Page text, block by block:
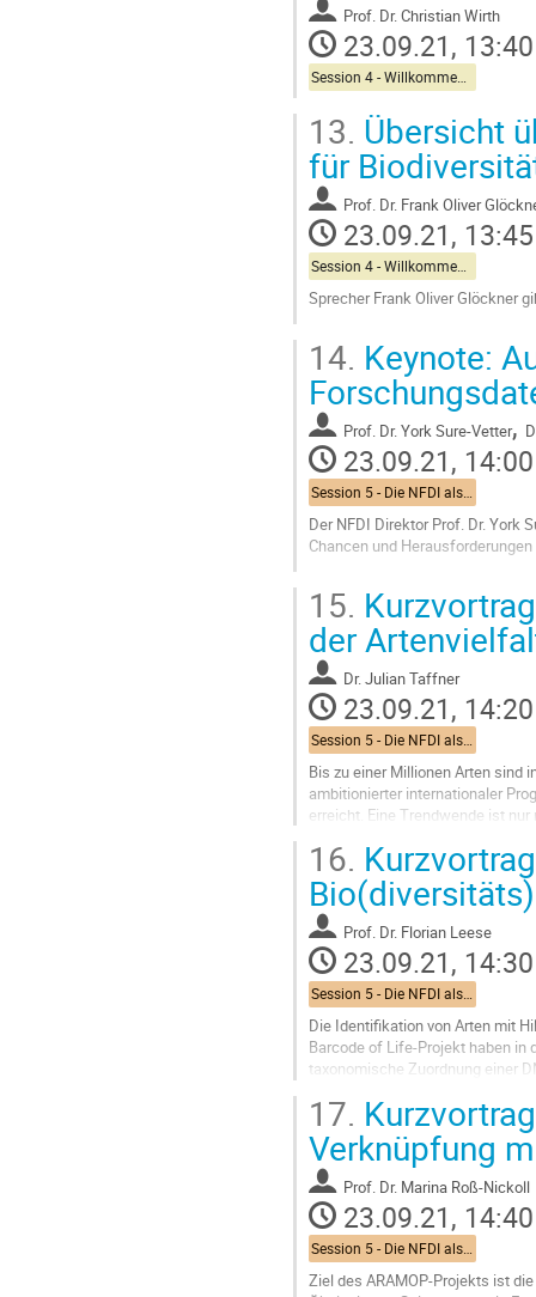
Prof. Dr. Christian Wirth
23.09.21, 13:40
13. Übersicht
für
Prof. Dr. Frank Oliver
23.09.21, 13:45
Sprecher Frank Oliver Glöckner
to
contribution
page
14. Keynote:
Prof. Dr. York Sure-Vetter,
23.09.21, 14:00
Der NFDI Direktor Prof. Dr. York
Chancen und
to
contribution
page
15.
der
Dr.Julian Taffner
23.09.21, 14:20
Bis zu einer Millionen Arten sind
ambitionierter internationaler
erreicht. Eine Trendwende ist
Go
to
contribution
page
16.
Prof. Dr. Florian Leese
23.09.21, 14:30
Session 5 - Die NFDI als Infrastruktur und Dienstleister für Forschung und Gesellschaft: Erhalt und Anreicherung von erarbeiteten Wissen und Daten
Die Identifikation von Arten mit
Barcode of Life-Projekt haben in
taxonomische Zuordnung einer
Go
to
contribution
page
17.
Verknüpfung
Prof. Dr. Marina Roß-Nickoll
23.09.21, 14:40
Ziel des ARAMOP-Projekts ist